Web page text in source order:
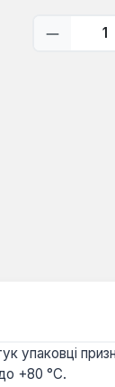
упаковці
+80 °C.